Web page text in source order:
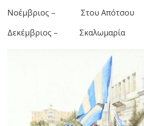
Νοέμβριος – Στου Απότσου
Δεκέμβριος – Σκαλωμαρία